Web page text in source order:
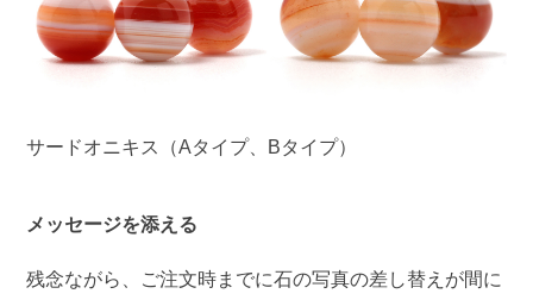
サードオニキス（Aタイプ、Bタイプ）
メッセージを添える
残念ながら、ご注文時までに石の写真の差し替えが間に